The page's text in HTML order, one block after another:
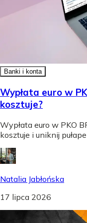
Banki i konta
Wypłata euro w
kosztuje?
Wypłata euro w PKO
kosztuje i uniknij
Natalia Jabłońska
17 lipca 2026